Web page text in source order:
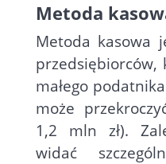
Metoda
Metoda kasowa
przedsiębiorców,
małego
może
1,2 mln zł).
widać